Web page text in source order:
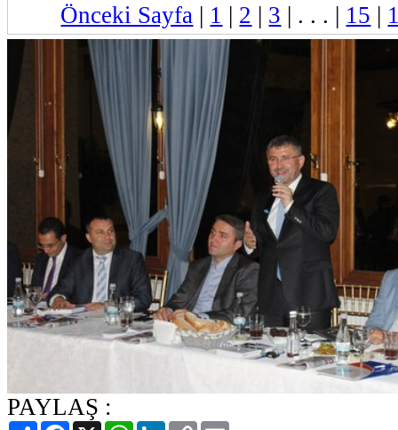
Önceki Sayfa | 1 | 2 | 3 | . . . | 15 |
PAYLAŞ :